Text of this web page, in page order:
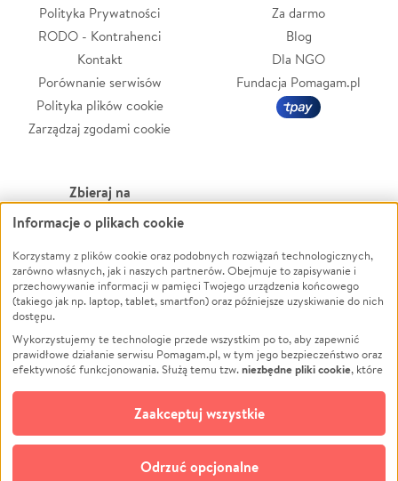
Polityka Prywatności
RODO - Kontrahenci
Kontakt
Porównanie serwisów
Polityka plików cookie
Zarządzaj zgodami cookie
Za darmo
Blog
Dla NGO
Fundacja Pomagam.pl
Zbieraj na
Leczenie
Zwierzęta
Pożar
Ukraina
Pomoc Finansowa
Projekty
Pogrzeb
Społeczność lokalna
Kultura
Powódź
Wichura
NGO
Edukacja
Podróż
Impreza
Ochrona środowiska
Biznes
Informacje o plikach cookie
Korzystamy z plików cookie oraz podobnych rozwiązań technologicznych,
zarówno własnych, jak i naszych partnerów. Obejmuje to zapisywanie i
przechowywanie informacji w pamięci Twojego urządzenia końcowego
(takiego jak np. laptop, tablet, smartfon) oraz późniejsze uzyskiwanie do nich
dostępu.
Wykorzystujemy te technologie przede wszystkim po to, aby zapewnić
prawidłowe działanie serwisu Pomagam.pl, w tym jego bezpieczeństwo oraz
efektywność funkcjonowania. Służą temu tzw.niezbędne pliki cookie, które
opcjonalnych plików cookie
technologii do celów analitycznych i retargetingowych. Możesz wyrazić
zgodę na ich stosowanie lub jej odmówić. W dowolnym momencie masz
możliwość zmiany swoich preferencji na stronie „Zarządzaj zgodami cookie”,
do której link znajdziesz w stopce serwisu Pomagam.pl. Opcjonalne pliki
Odrzuć opcjonalne
Zaakceptuj wszystkie